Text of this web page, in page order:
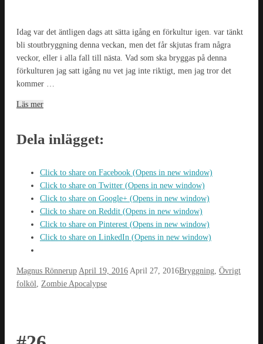
Idag var det äntligen dags att sätta igång en förkultur igen. var tänkt
bli stoutbryggning denna veckan, men det får skjutas fram några
veckor, eller i alla fall till nästa. Vad som ska bryggas på denna
förkulturen jag satt igång nu vet jag inte riktigt, men jag tror det
kommer …
Läs mer
Dela inlägget:
Click to share on Facebook (Opens in new window)
Click to share on Twitter (Opens in new window)
Click to share on Google+ (Opens in new window)
Click to share on Reddit (Opens in new window)
Click to share on Pinterest (Opens in new window)
Click to share on LinkedIn (Opens in new window)
Magnus Rönnerup April 19, 2016 April 27, 2016Bryggning, Övrigt
folköl, Zombie Apocalypse